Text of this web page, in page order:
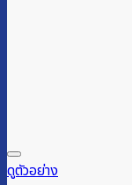
ดูตัวอย่าง